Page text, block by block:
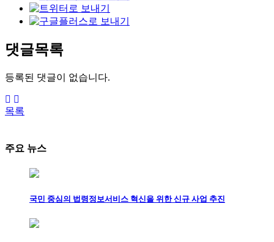
댓글목록
등록된 댓글이 없습니다.
목록
주요 뉴스
국민 중심의 법령정보서비스 혁신을 위한 신규 사업 추진